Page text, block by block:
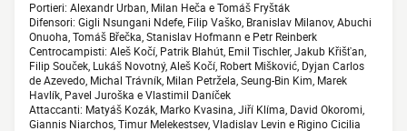
Portieri: Alexandr Urban, Milan Heča e Tomáš Fryšták
Difensori: Gigli Nsungani Ndefe, Filip Vaško, Branislav Milanov, Abuchi
Onuoha, Tomáš Břečka, Stanislav Hofmann e Petr Reinberk
Centrocampisti: Aleš Kočí, Patrik Blahút, Emil Tischler, Jakub Křišťan,
Filip Souček, Lukáš Novotný, Aleš Kočí, Robert Mišković, Dyjan Carlos
de Azevedo, Michal Trávník, Milan Petržela, Seung-Bin Kim, Marek
Havlík, Pavel Juroška e Vlastimil Daníček
Attaccanti: Matyáš Kozák, Marko Kvasina, Jiří Klíma, David Okoromi,
Giannis Niarchos, Timur Melekestsev, Vladislav Levin e Rigino Cicilia